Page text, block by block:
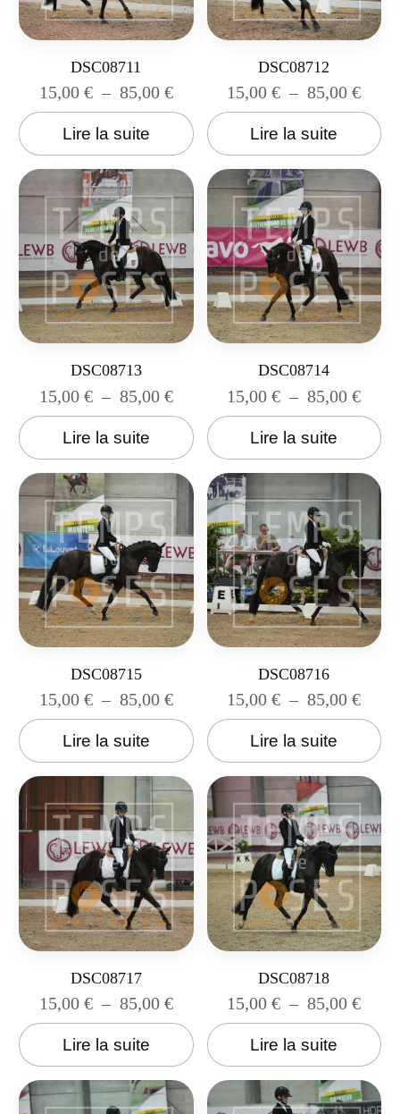
DSC08711
15,00 € – 85,00 €
Lire la suite
DSC08712
15,00€ – 85,00€
Lire la suite
DSC08713
15,00 € – 85,00 €
Lire la suite
DSC08714
15,00€ – 85,00€
Lire la suite
DSC08715
15,00 € – 85,00 €
Lire la suite
DSC08716
15,00€ – 85,00€
Lire la suite
DSC08717
15,00 € – 85,00 €
Lire la suite
DSC08718
15,00€ – 85,00€
Lire la suite